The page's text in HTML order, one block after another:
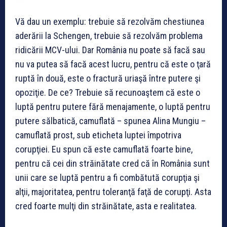
Vă dau un exemplu: trebuie să rezolvăm chestiunea
aderării la Schengen, trebuie să rezolvăm problema
ridicării MCV-ului. Dar România nu poate să facă sau
nu va putea să facă acest lucru, pentru că este o ţară
ruptă în două, este o fractură uriaşă între putere şi
opoziţie. De ce? Trebuie să recunoaştem că este o
luptă pentru putere fără menajamente, o luptă pentru
putere sălbatică, camuflată – spunea Alina Mungiu –
camuflată prost, sub eticheta luptei împotriva
corupţiei. Eu spun că este camuflată foarte bine,
pentru că cei din străinătate cred că în România sunt
unii care se luptă pentru a fi combătută corupţia şi
alţii, majoritatea, pentru toleranţă faţă de corupţi. Asta
cred foarte mulţi din străinătate, asta e realitatea.